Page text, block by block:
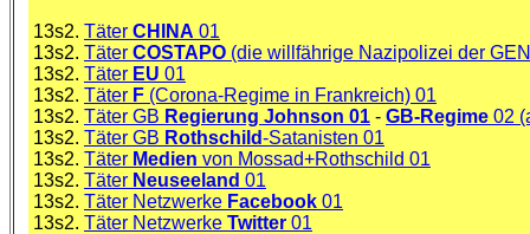
13s2. Täter CHINA 01
13s2. Täter COSTAPO (die willfährige Nazipolizei der
13s2. Täter EU 01
13s2. Täter F (Corona-Regime in Frankreich) 01
13s2. Täter GB Regierung Johnson 01 - GB-Regime 02
13s2. Täter GB Rothschild-Satanisten 01
13s2. Täter Medien von Mossad+Rothschild 01
13s2. Täter Neuseeland 01
13s2. Täter Netzwerke Facebook 01
13s2. Täter Netzwerke Twitter 01